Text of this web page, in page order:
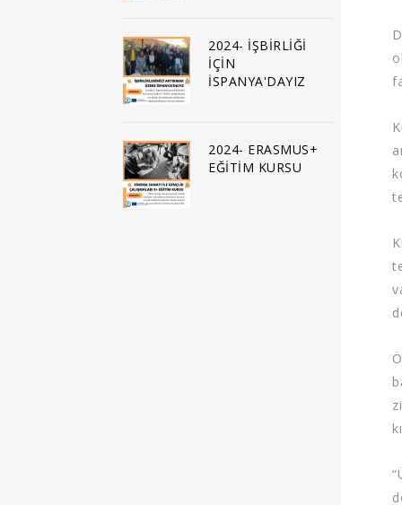
2024- İŞBİRLİĞİ
İÇİN
İSPANYA'DAYIZ
2024- ERASMUS+
EĞİTİM KURSU